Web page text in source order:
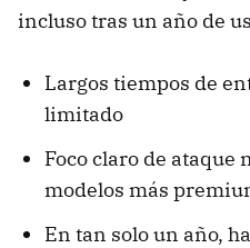
incluso tras un año de
Largos tiempos de
limitado
Foco claro de ataque
modelos más
En tan solo un año,